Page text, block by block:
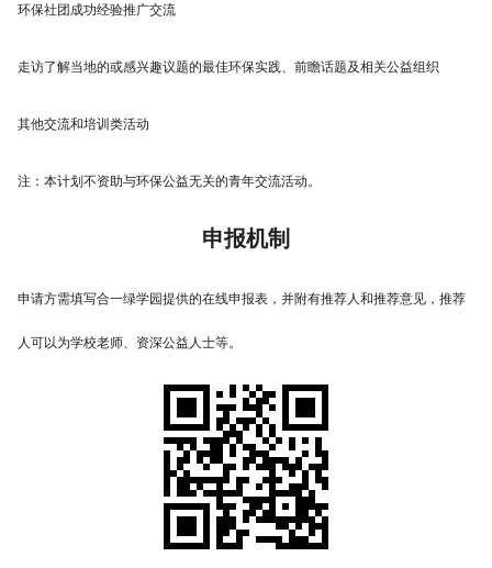
环保社团成功经验推广交流
走访了解当地的或感兴趣议题的最佳环保实践、前瞻话题及相关公益组织
其他交流和培训类活动
注：本计划不资助与环保公益无关的青年交流活动。
申报机制
申请方需填写合一绿学园提供的在线申报表，并附有推荐人和推荐意见，推荐
人可以为学校老师、资深公益人士等。